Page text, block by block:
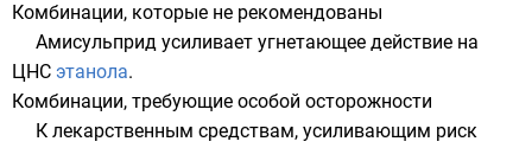
Комбинации, которые не рекомендованы
Амисульприд усиливает угнетающее действие на
ЦНС этанола.
Комбинации, требующие особой осторожности
К лекарственным средствам, усиливающим риск